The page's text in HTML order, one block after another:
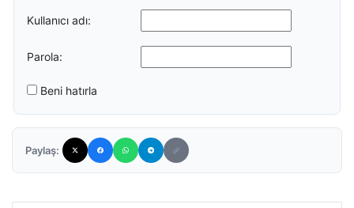
Kullanıcı adı:
Parola:
Beni hatırla
Paylaş: